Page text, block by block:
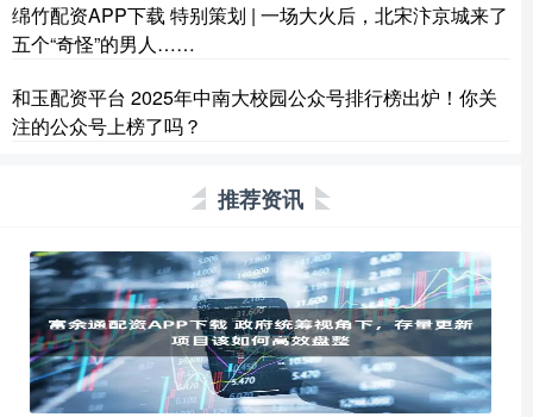
绵竹配资APP下载 特别策划 | 一场大火后，北宋汴京城来了
五个“奇怪”的男人……
和玉配资平台 2025年中南大校园公众号排行榜出炉！你关
注的公众号上榜了吗？
推荐资讯